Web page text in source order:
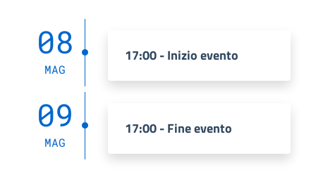
08
MAG
17:00 - Inizio evento
09
MAG
17:00 - Fine evento